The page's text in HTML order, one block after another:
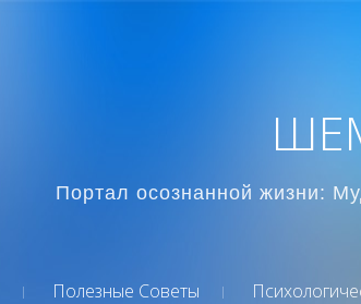
Портал осознанной жизни:
Полезные Советы